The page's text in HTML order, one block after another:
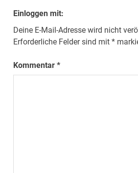
Einloggen mit:
Deine E-Mail-Adresse wird nicht
Erforderliche Felder sind mit*
Kommentar*